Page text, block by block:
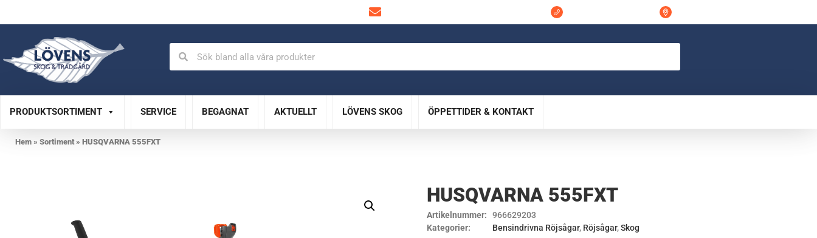
PRODUKTSORTIMENT SERVICE BEGAGNAT AKTUELLT LÖVENS SKOG ÖPPETTIDER & KONTAKT
Hem » Sortiment» HUSQVARNA 555FXT
HUSQVARNA 555FXT
Artikelnummer:
966629203
Kategorier:
Bensindrivna Röjsågar, Röjsågar,Skog